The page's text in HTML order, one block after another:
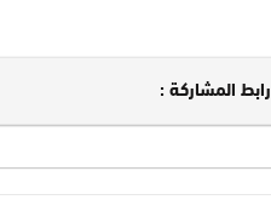
رابط المشاركة :